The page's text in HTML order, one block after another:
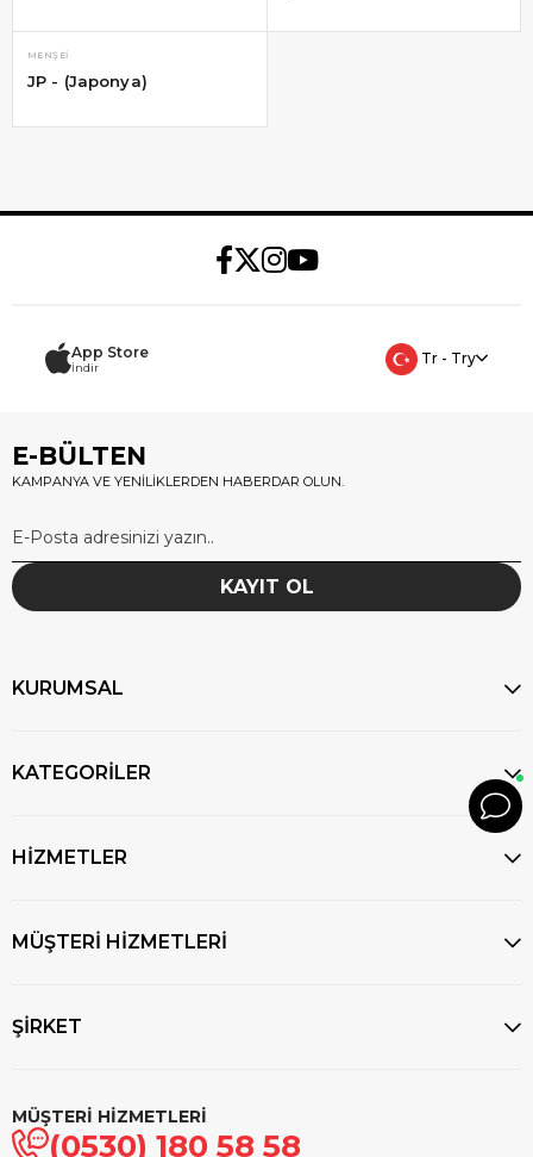
MENŞEI
JP - (Japonya)
App Store
İndir
Tr - Try
E-BÜLTEN
KAMPANYA VE YENİLİKLERDEN HABERDAR OLUN.
KAYIT OL
KURUMSAL
KATEGORİLER
HİZMETLER
MÜŞTERİ HİZMETLERİ
ŞİRKET
MÜŞTERİ HİZMETLERİ
(0530) 180 58 58